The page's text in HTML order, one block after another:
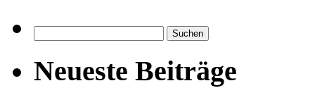
nach:
Neueste Beiträge